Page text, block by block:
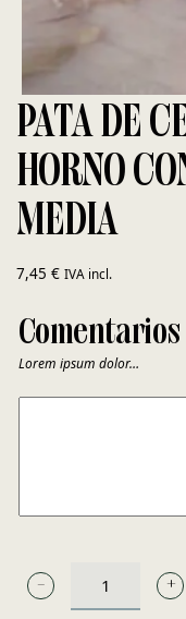
PATA DE
HORNO
MEDIA
7,45 € IVA incl.
Comentarios
Lorem ipsum dolor…
PATA